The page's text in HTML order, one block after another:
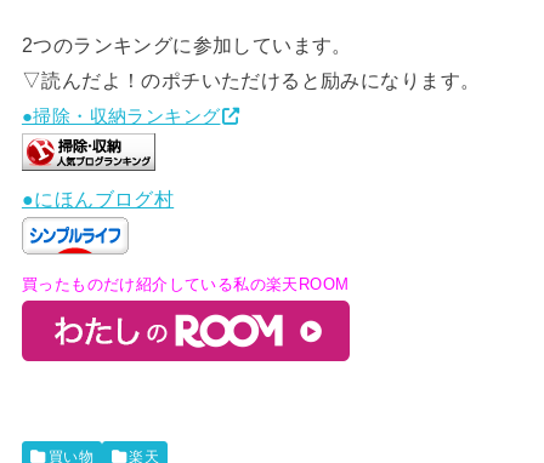
2つのランキングに参加しています。
▽読んだよ！のポチいただけると励みになります。
●掃除・収納ランキング
●にほんブログ村
買ったものだけ紹介している私の楽天ROOM
買い物 楽天